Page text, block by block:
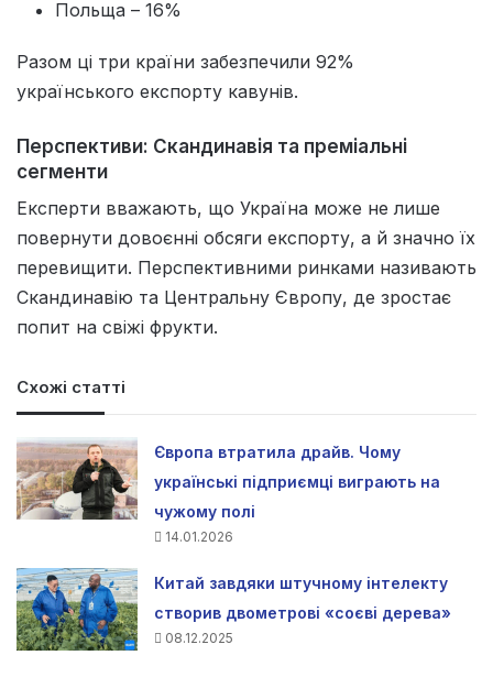
Польща – 16%
Разом ці три країни забезпечили 92%
українського експорту кавунів.
Перспективи: Скандинавія та преміальні
сегменти
Експерти вважають, що Україна може не лише
повернути довоєнні обсяги експорту, а й значно їх
перевищити. Перспективними ринками називають
Скандинавію та Центральну Європу, де зростає
попит на свіжі фрукти.
Схожі статті
Європа втратила драйв. Чому
українські підприємці виграють на
чужому полі
14.01.2026
Китай завдяки штучному інтелекту
створив двометрові «соєві дерева»
08.12.2025